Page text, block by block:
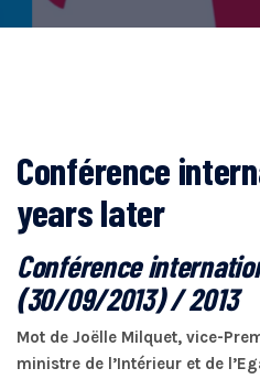
Conférence
years later
Conférence
(30/09/2013) / 2013
Mot de Joëlle Milquet, vice-
ministre de l’Intérieur et de